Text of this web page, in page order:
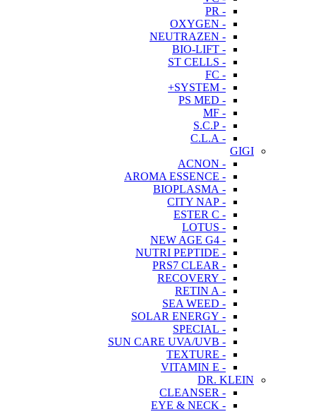
- PR
- OXYGEN
- NEUTRAZEN
- BIO-LIFT
- ST CELLS
- FC
- SYSTEM+
- PS MED
- MF
- S.C.P
- C.L.A
GIGI
- ACNON
- AROMA ESSENCE
- BIOPLASMA
- CITY NAP
- ESTER C
- LOTUS
- NEW AGE G4
- NUTRI PEPTIDE
- PRS7 CLEAR
- RECOVERY
- RETIN A
- SEA WEED
- SOLAR ENERGY
- SPECIAL
- SUN CARE UVA/UVB
- TEXTURE
- VITAMIN E
DR. KLEIN
- CLEANSER
- EYE & NECK